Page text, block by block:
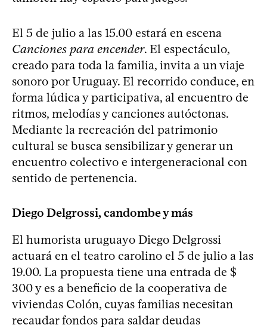
El 5 de julio a las 15.00 estará en escena
Canciones para encender. El espectáculo,
creado para toda la familia, invita a un viaje
sonoro por Uruguay. El recorrido conduce, en
forma lúdica y participativa, al encuentro de
ritmos, melodías y canciones autóctonas.
Mediante la recreación del patrimonio
cultural se busca sensibilizar y generar un
encuentro colectivo e intergeneracional con
sentido de pertenencia.
Diego Delgrossi, candombe y más
El humorista uruguayo Diego Delgrossi
actuará en el teatro carolino el 5 de julio a las
19.00. La propuesta tiene una entrada de $
300 y es a beneficio de la cooperativa de
viviendas Colón, cuyas familias necesitan
recaudar fondos para saldar deudas